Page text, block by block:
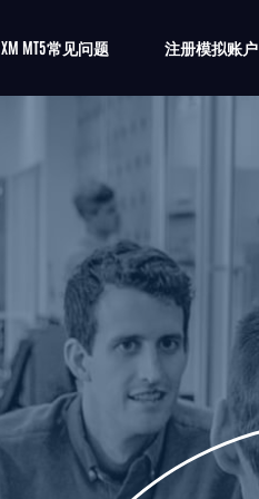
XM MT5常见问题 注册模拟账户